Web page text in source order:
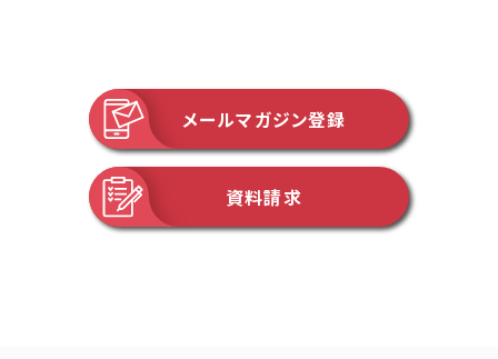
メールマガジン登録
資料請求